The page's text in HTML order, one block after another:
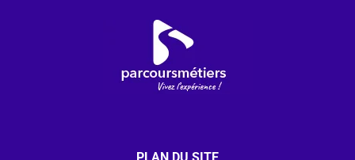
PLAN DU SITE